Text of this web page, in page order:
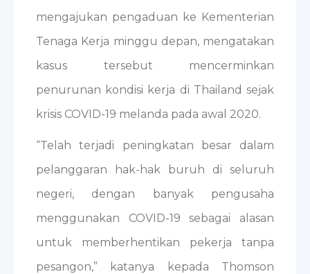
mengajukan pengaduan ke Kementerian
Tenaga Kerja minggu depan, mengatakan
kasus tersebut mencerminkan
penurunan kondisi kerja di Thailand sejak
krisis COVID-19 melanda pada awal 2020.
“Telah terjadi peningkatan besar dalam
pelanggaran hak-hak buruh di seluruh
negeri, dengan banyak pengusaha
menggunakan COVID-19 sebagai alasan
untuk memberhentikan pekerja tanpa
pesangon,” katanya kepada Thomson